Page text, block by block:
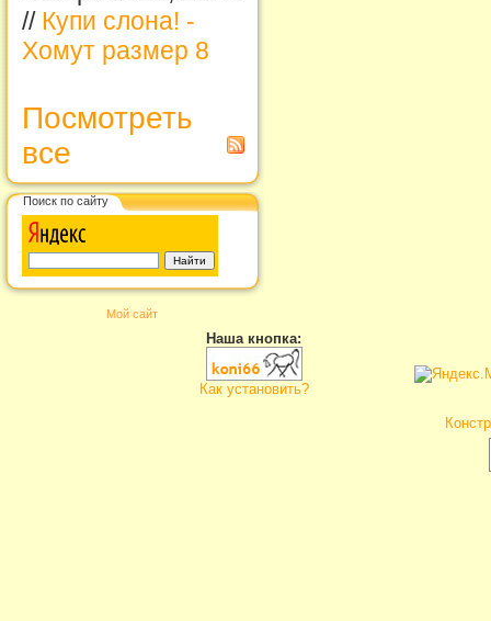
// Купи слона! -
Хомут размер 8
Посмотреть
все
Поиск по сайту
Мой сайт
Наша кнопка:
Как установить?